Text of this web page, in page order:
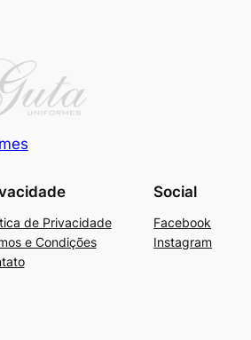
de Privacidade
e Condições
Social
Facebook
Instagram